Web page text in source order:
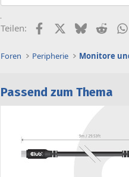
Teilen: FacebookX (Twitter)
BlueskyReddit
Foren Peripherie Monitore
Passend zum Thema